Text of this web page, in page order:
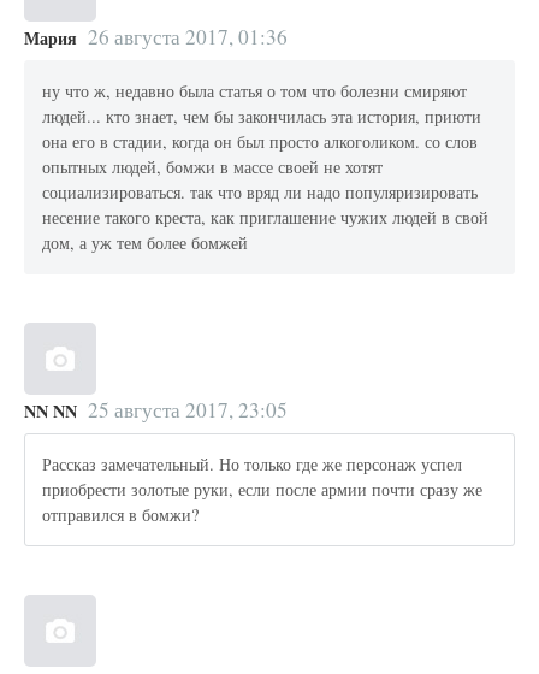
Мария 26 августа 2017, 01:36
ну что ж, недавно была статья о том что болезни смиряют
людей... кто знает, чем бы закончилась эта история, приюти
она его в стадии, когда он был просто алкоголиком. со слов
опытных людей, бомжи в массе своей не хотят
социализироваться. так что вряд ли надо популяризировать
несение такого креста, как приглашение чужих людей в свой
дом, а уж тем более бомжей
NN NN 25 августа 2017, 23:05
Рассказ замечательный. Но только где же персонаж успел
приобрести золотые руки, если после армии почти сразу же
отправился в бомжи?